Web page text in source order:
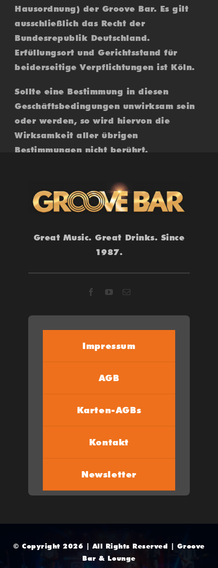
Hausordnung) der Groove Bar. Es gilt
ausschließlich das Recht der
Bundesrepublik Deutschland.
Erfüllungsort und Gerichtsstand für
beiderseitige Verpflichtungen ist Köln.
Sollte eine Bestimmung in diesen
Geschäftsbedingungen unwirksam sein
oder werden, so wird hiervon die
Wirksamkeit aller übrigen
Bestimmungen nicht berührt.
Great Music. Great Drinks. Since
1987.
Impressum
AGB
Karten-AGBs
Kontakt
Newsletter
© Copyright 2026 | All Rights Reserved | Groove
Bar & Lounge